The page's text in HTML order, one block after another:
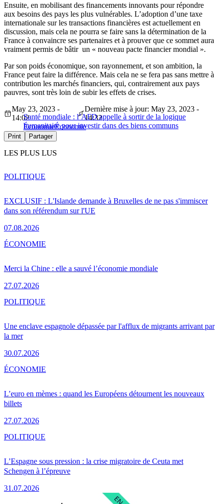
Ensuite, en mobilisant des financements innovants pour répondre
aux besoins des pays les plus vulnérables. L’adoption d’une taxe
internationale sur les transactions financières est actuellement en
discussion, mais cela ne pourra se faire sans la détermination de la
France à convaincre ses partenaires et à prouver que ce sommet aura
vraiment permis de bâtir un « nouveau pacte financier mondial ».
Par son poids économique, son rayonnement, et son ambition, la
France peut faire la différence. Mais cela ne se fera pas sans mettre à
contribution les marchés financiers, qui, contrairement aux pays
pauvres, sont très loin de subir les effets de crises.
Santé mondiale : l’AFD appelle à sortir de la logique
humanitaire pour investir dans des biens communs
May 23, 2023 -
14:02
Dernière mise à jour: May 23, 2023 -
14:32
ÉconomieÉconomie
Print Partager
LES PLUS LUS
EXCLUSIF : L'Islande demande à Bruxelles de ne pas s'immiscer
dans son référendum sur l'UE
07.08.2026
POLITIQUE
Merci la Chine : elle a sauvé l’économie mondiale
27.07.2026
ÉCONOMIE
Une enclave espagnole dépassée par l'afflux de migrants arrivant par
la mer
30.07.2026
POLITIQUE
L’euro en mèmes : quand les Européens détournent les nouveaux
billets
27.07.2026
ÉCONOMIE
L’Espagne sous pression : la crise migratoire de Ceuta met
Schengen à l’épreuve
31.07.2026
POLITIQUE